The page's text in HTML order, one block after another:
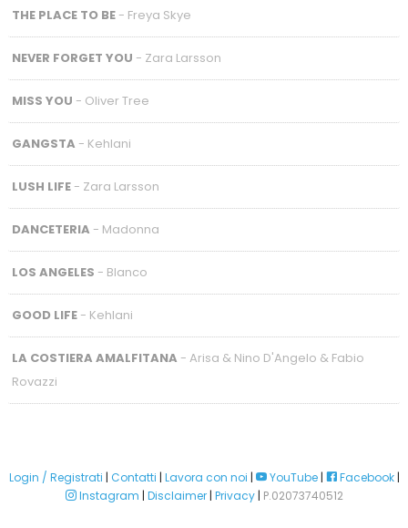
THE PLACE TO BE- Freya Skye
NEVER FORGET YOU - Zara Larsson
MISS YOU - Oliver Tree
GANGSTA - Kehlani
LUSH LIFE- Zara Larsson
DANCETERIA - Madonna
LOS ANGELES - Blanco
GOOD LIFE- Kehlani
LA COSTIERA AMALFITANA - Arisa & Nino D'Angelo & Fabio
Rovazzi
Login / Registrati | Contatti | Lavora con noi | YouTube| Facebook|
Instagram | Disclaimer| Privacy| P.02073740512